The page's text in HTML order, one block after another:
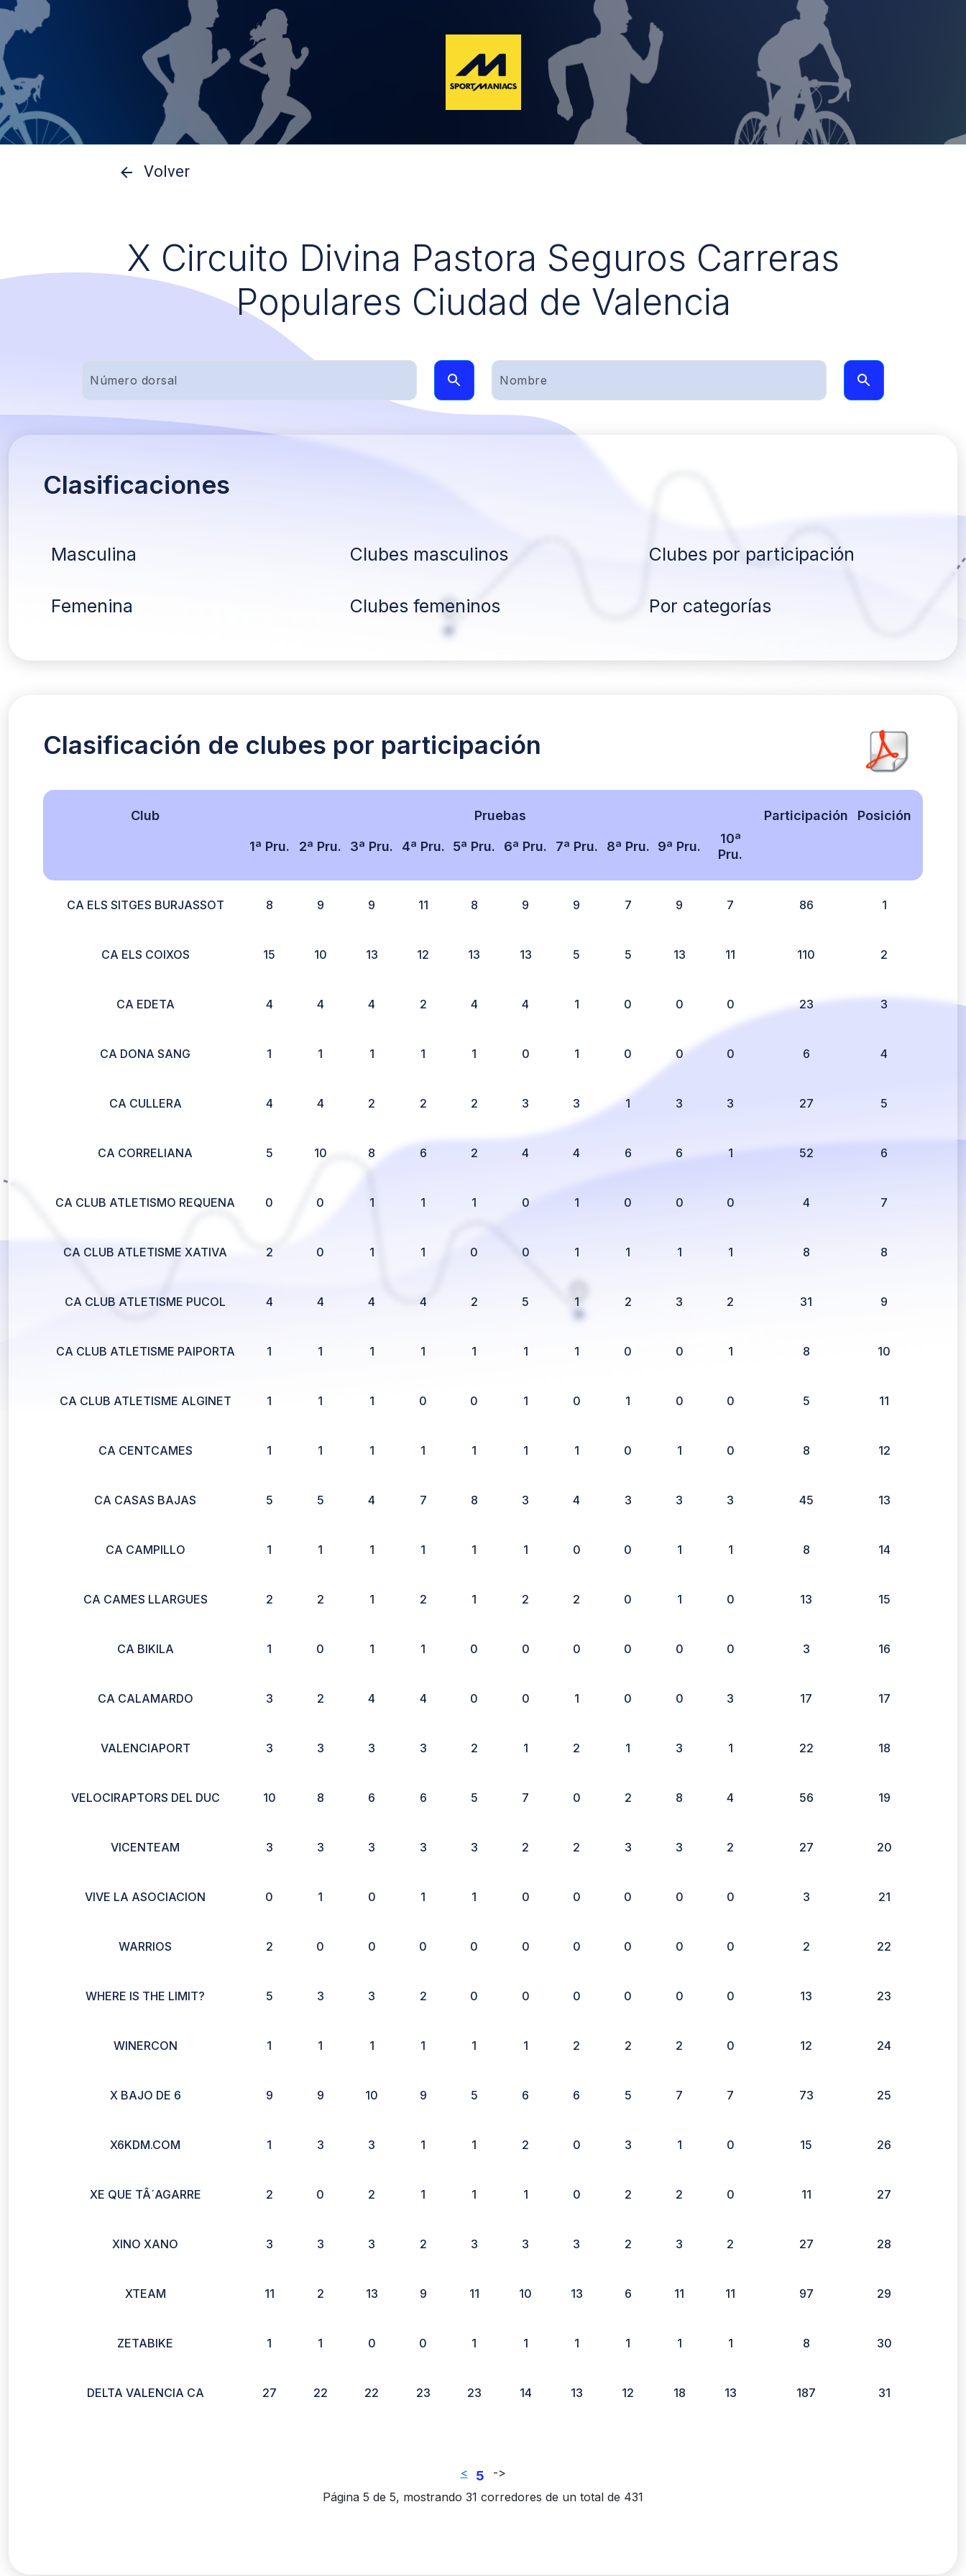
Volver
X Circuito Divina Pastora Seguros Carreras
Populares Ciudad de Valencia
Clasificaciones
Masculina Clubes masculinos Clubes por participación
Femenina Clubes femeninos Por categorías
Clasificación de clubes por participación
Club Pruebas
1ª Pru. 2ª Pru. 3ª Pru. 4ª Pru. 5ª Pru. 6ª Pru. 7ª Pru. 8ª Pru. 9ª Pru.
10ª
Pru.
Participación Posición
CA ELS SITGES BURJASSOT 8 9 9 11 8 9 9 7 9 7 86 1
CA ELS COIXOS 15 10 13 12 13 13 5 5 13 11 110 2
CA EDETA 4 4 4 2 4 4 1 0 0 0 23 3
CA DONA SANG 1 1 1 1 1 0 1 0 0 0 6 4
CA CULLERA 4 4 2 2 2 3 3 1 3 3 27 5
CA CORRELIANA 5 10 8 6 2 4 4 6 6 1 52 6
CA CLUB ATLETISMO REQUENA 0 0 1 1 1 0 1 0 0 0 4 7
CA CLUB ATLETISME XATIVA 2 0 1 1 0 0 1 1 1 1 8 8
CA CLUB ATLETISME PUCOL 4 4 4 4 2 5 1 2 3 2 31 9
CA CLUB ATLETISME PAIPORTA 1 1 1 1 1 1 1 0 0 1 8 10
CA CLUB ATLETISME ALGINET 1 1 1 0 0 1 0 1 0 0 5 11
CA CENTCAMES 1 1 1 1 1 1 1 0 1 0 8 12
CA CASAS BAJAS 5 5 4 7 8 3 4 3 3 3 45 13
CA CAMPILLO 1 1 1 1 1 1 0 0 1 1 8 14
CA CAMES LLARGUES 2 2 1 2 1 2 2 0 1 0 13 15
CA BIKILA 1 0 1 1 0 0 0 0 0 0 3 16
CA CALAMARDO 3 2 4 4 0 0 1 0 0 3 17 17
VALENCIAPORT 3 3 3 3 2 1 2 1 3 1 22 18
VELOCIRAPTORS DEL DUC 10 8 6 6 5 7 0 2 8 4 56 19
VICENTEAM 3 3 3 3 3 2 2 3 3 2 27 20
VIVE LA ASOCIACION 0 1 0 1 1 0 0 0 0 0 3 21
WARRIOS 2 0 0 0 0 0 0 0 0 0 2 22
WHERE IS THE LIMIT? 5 3 3 2 0 0 0 0 0 0 13 23
WINERCON 1 1 1 1 1 1 2 2 2 0 12 24
X BAJO DE 6 9 9 10 9 5 6 6 5 7 7 73 25
X6KDM.COM 1 3 3 1 1 2 0 3 1 0 15 26
XE QUE TÂ´AGARRE 2 0 2 1 1 1 0 2 2 0 11 27
XINO XANO 3 3 3 2 3 3 3 2 3 2 27 28
XTEAM 11 2 13 9 11 10 13 6 11 11 97 29
ZETABIKE 1 1 0 0 1 1 1 1 1 1 8 30
DELTA VALENCIA CA 27 22 22 23 23 14 13 12 18 13 187 31
< 5 ->
Página 5 de 5, mostrando 31 corredores de un total de 431